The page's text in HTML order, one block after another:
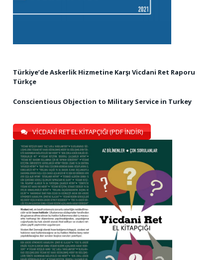
Türkiye’de Askerlik Hizmetine Karşı Vicdani Ret Raporu
Türkçe
Conscientious Objection to Military Service in Turkey
VİCDANİ RET EL KİTAPÇIĞI (PDF İNDİR)